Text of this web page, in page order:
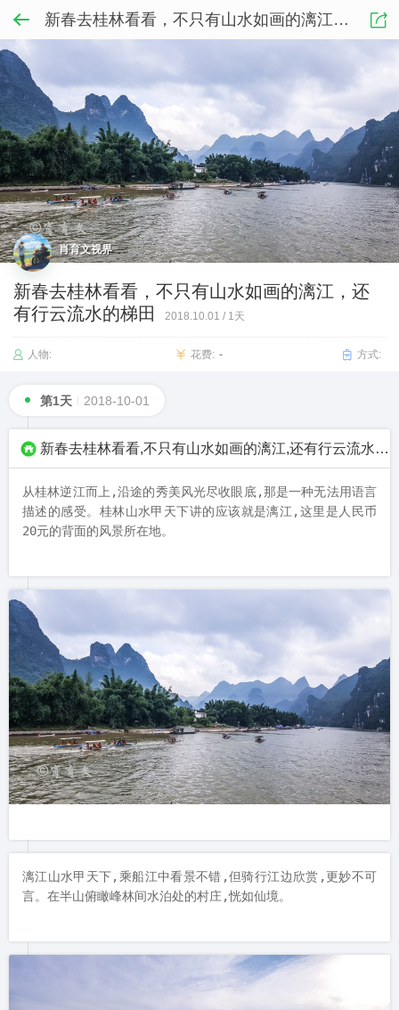
新春去桂林看看，不只有山水如画的漓江，还有行云流水的梯田
肖育文视界
新春去桂林看看，不只有山水如画的漓江，还
有行云流水的梯田
2018.10.01 / 1天
人物: 花费: - 方式:
第1天 2018-10-01
新春去桂林看看,不只有山水如画的漓江,还有行云流水的梯田
从桂林逆江而上,沿途的秀美风光尽收眼底,那是一种无法用语言
描述的感受。桂林山水甲天下讲的应该就是漓江,这里是人民币
漓江山水甲天下,乘船江中看景不错,但骑行江边欣赏,更妙不可